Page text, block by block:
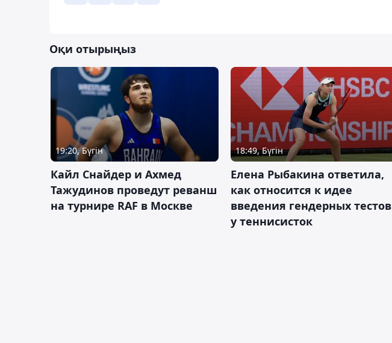
Оқи отырыңыз
19:20, Бүгін
Кайл Снайдер и Ахмед
Тажудинов проведут реванш
на турнире RAF в Москве
18:49, Бүгін
Елена Рыбакина ответила,
как относится к идее
введения гендерных тестов
у теннисисток